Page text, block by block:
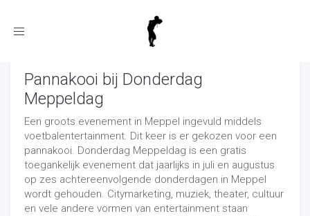
Toggle
Pannakooi bij Donderdag
Meppeldag
Een groots evenement in Meppel ingevuld middels
voetbalentertainment. Dit keer is er gekozen voor een
pannakooi. Donderdag Meppeldag is een gratis
toegankelijk evenement dat jaarlijks in juli en augustus
op zes achtereenvolgende donderdagen in Meppel
wordt gehouden. Citymarketing, muziek, theater, cultuur
en vele andere vormen van entertainment staan